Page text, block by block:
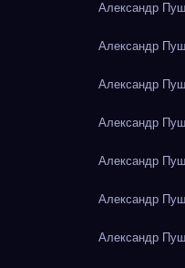
Александр
Александр
Александр
Александр
Александр
Александр
Александр